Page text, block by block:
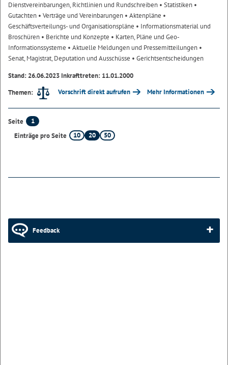
Dienstvereinbarungen, Richtlinien und Rundschreiben • Statistiken •
Gutachten • Verträge und Vereinbarungen • Aktenpläne •
Geschäftsverteilungs- und Organisationspläne • Informationsmaterial und
Broschüren • Berichte und Konzepte • Karten, Pläne und Geo-
Informationssysteme • Aktuelle Meldungen und Pressemitteilungen •
Senat, Magistrat, Deputation und Ausschüsse • Gerichtsentscheidungen
Stand: 26.06.2023 Inkrafttreten: 11.01.2000
Themen:
Vorschrift direkt aufrufen Mehr Informationen
Seite
1
Einträge pro Seite
10 20 50
Feedback